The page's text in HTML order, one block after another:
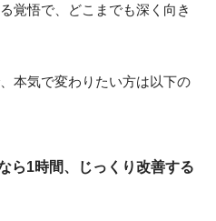
覚悟で、どこまでも深く向き
本気で変わりたい方は以下の
ら1時間、じっくり改善する